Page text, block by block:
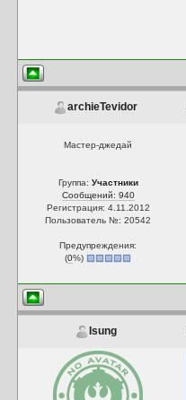
archieTevidor
Мастер-джедай
Группа: Участники
Сообщений: 940
Регистрация: 4.11.2012
Пользователь №: 20542
Предупреждения:
(0%)
Isung